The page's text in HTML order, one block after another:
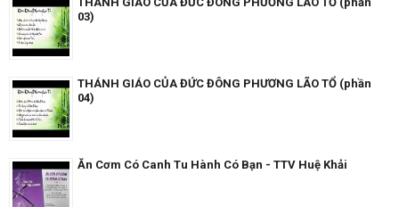
03)
THÁNH GIÁO CỦA ĐỨC ĐÔNG PHƯƠNG LÃO TỔ (phần
04)
Ăn Cơm Có Canh Tu Hành Có Bạn - TTV Huệ Khải